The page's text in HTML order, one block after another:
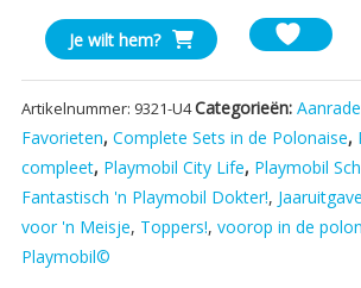
Playmobil
9321
Muziekklas
met
opbergkoffer
aantal
Je wilt hem?
Artikelnummer: 9321-U4Categorieën:
Favorieten, Complete Sets in de Polonaise,
compleet, Playmobil City Life, Playmobil
Fantastisch 'n Playmobil Dokter!,
voor 'n Meisje, Toppers!, voorop in de
Playmobil©